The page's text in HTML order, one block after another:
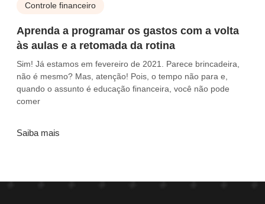
Controle financeiro
Aprenda a programar os gastos com a volta
às aulas e a retomada da rotina
Sim! Já estamos em fevereiro de 2021. Parece brincadeira,
não é mesmo? Mas, atenção! Pois, o tempo não para e,
quando o assunto é educação financeira, você não pode
comer
Saiba mais